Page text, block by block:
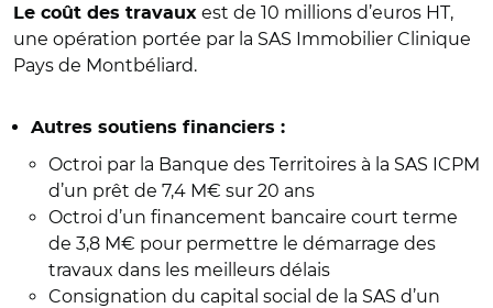
Le coût des travaux est de 10 millions d’euros HT,
une opération portée par la SAS Immobilier Clinique
Pays de Montbéliard.
Autres soutiens financiers :
Octroi par la Banque des Territoires à la SAS ICPM
d’un prêt de 7,4 M€ sur 20 ans
Octroi d’un financement bancaire court terme
de 3,8 M€ pour permettre le démarrage des
travaux dans les meilleurs délais
Consignation du capital social de la SAS d’un